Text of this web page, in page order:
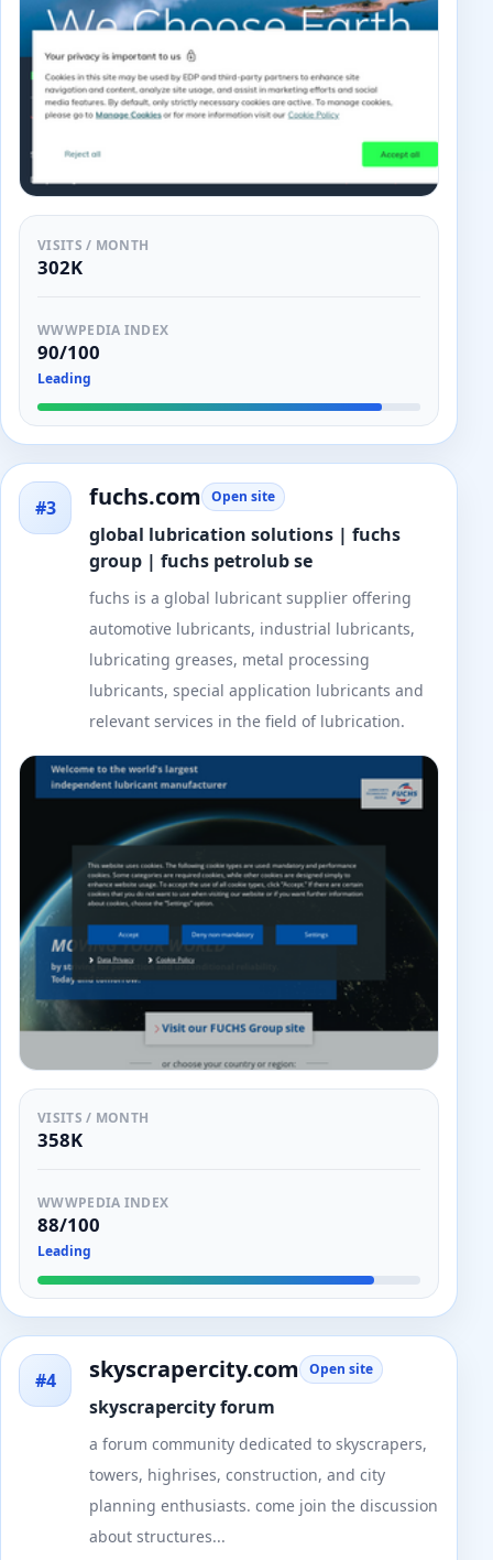
VISITS / MONTH
302K
WWWPEDIA INDEX
90/100
Leading
#3 fuchs.com Open site
global lubrication solutions | fuchs
group | fuchs petrolub se
fuchs is a global lubricant supplier offering
automotive lubricants, industrial lubricants,
lubricating greases, metal processing
lubricants, special application lubricants and
relevant services in the field of lubrication.
VISITS / MONTH
358K
WWWPEDIA INDEX
88/100
Leading
#4 skyscrapercity.com Open site
skyscrapercity forum
a forum community dedicated to skyscrapers,
towers, highrises, construction, and city
planning enthusiasts. come join the discussion
about structures...